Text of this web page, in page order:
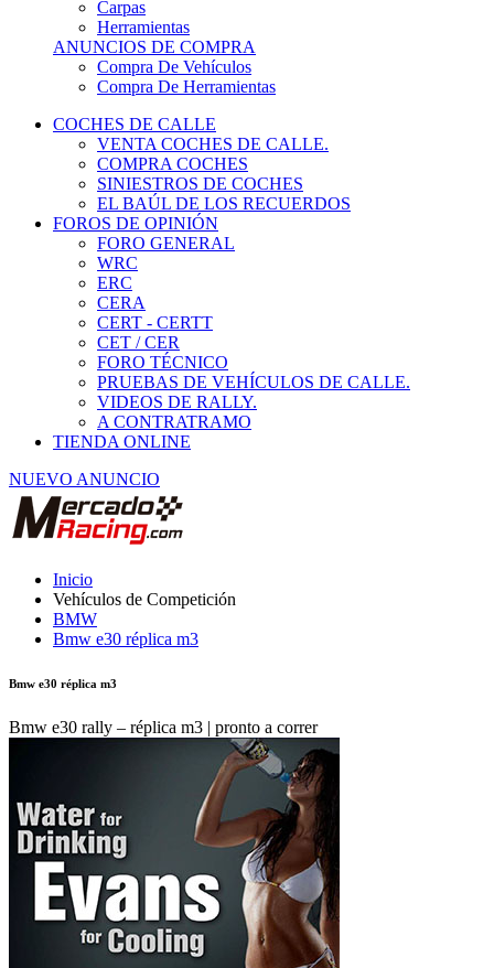
Carpas
Herramientas
ANUNCIOS DE COMPRA
Compra De Vehículos
Compra De Herramientas
COCHES DE CALLE
VENTA COCHES DE CALLE.
COMPRA COCHES
SINIESTROS DE COCHES
EL BAÚL DE LOS RECUERDOS
FOROS DE OPINIÓN
FORO GENERAL
WRC
ERC
CERA
CERT - CERTT
CET / CER
FORO TÉCNICO
PRUEBAS DE VEHÍCULOS DE CALLE.
VIDEOS DE RALLY.
A CONTRATRAMO
TIENDA ONLINE
NUEVO ANUNCIO
Inicio
Vehículos de Competición
BMW
Bmw e30 réplica m3
Bmw e30 réplica m3
Bmw e30 rally – réplica m3 | pronto a correr